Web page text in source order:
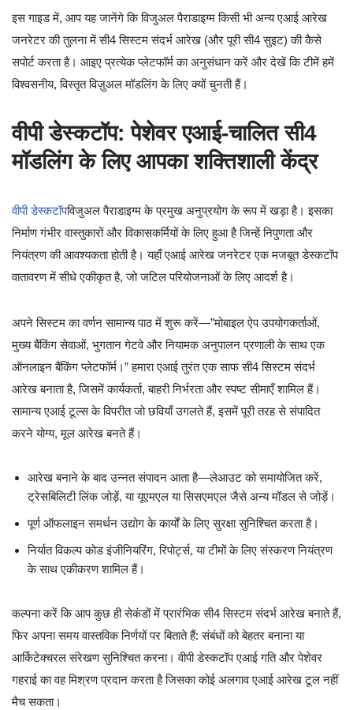
इस गाइड में, आप यह जानेंगे कि विजुअल पैराडाइग्म किसी भी अन्य एआई आरेख
जनरेटर की तुलना में सी4 सिस्टम संदर्भ आरेख (और पूरी सी4 सुइट) की कैसे
सपोर्ट करता है। आइए प्रत्येक प्लेटफॉर्म का अनुसंधान करें और देखें कि टीमें हमें
विश्वसनीय, विस्तृत विज़ुअल मॉडलिंग के लिए क्यों चुनती हैं।
वीपी डेस्कटॉप: पेशेवर एआई-चालित सी4
मॉडलिंग के लिए आपका शक्तिशाली केंद्र
वीपी डेस्कटॉपविजुअल पैराडाइग्म के प्रमुख अनुप्रयोग के रूप में खड़ा है। इसका
निर्माण गंभीर वास्तुकारों और विकासकर्मियों के लिए हुआ है जिन्हें निपुणता और
नियंत्रण की आवश्यकता होती है। यहाँ एआई आरेख जनरेटर एक मजबूत डेस्कटॉप
वातावरण में सीधे एकीकृत है, जो जटिल परियोजनाओं के लिए आदर्श है।
अपने सिस्टम का वर्णन सामान्य पाठ में शुरू करें—”मोबाइल ऐप उपयोगकर्ताओं,
मुख्य बैंकिंग सेवाओं, भुगतान गेटवे और नियामक अनुपालन प्रणाली के साथ एक
ऑनलाइन बैंकिंग प्लेटफॉर्म।” हमारा एआई तुरंत एक साफ सी4 सिस्टम संदर्भ
आरेख बनाता है, जिसमें कार्यकर्ता, बाहरी निर्भरता और स्पष्ट सीमाएँ शामिल हैं।
सामान्य एआई टूल्स के विपरीत जो छवियाँ उगलते हैं, इसमें पूरी तरह से संपादित
करने योग्य, मूल आरेख बनते हैं।
आरेख बनाने के बाद उन्नत संपादन आता है—लेआउट को समायोजित करें,
ट्रेसबिलिटी लिंक जोड़ें, या यूएमएल या सिसएमएल जैसे अन्य मॉडल से जोड़ें।
पूर्ण ऑफलाइन समर्थन उद्योग के कार्यों के लिए सुरक्षा सुनिश्चित करता है।
निर्यात विकल्प कोड इंजीनियरिंग, रिपोर्ट्स, या टीमों के लिए संस्करण नियंत्रण
के साथ एकीकरण शामिल हैं।
कल्पना करें कि आप कुछ ही सेकंडों में प्रारंभिक सी4 सिस्टम संदर्भ आरेख बनाते हैं,
फिर अपना समय वास्तविक निर्णयों पर बिताते हैं: संबंधों को बेहतर बनाना या
आर्किटेक्चरल संरेखण सुनिश्चित करना। वीपी डेस्कटॉप एआई गति और पेशेवर
गहराई का वह मिश्रण प्रदान करता है जिसका कोई अलगाव एआई आरेख टूल नहीं
मैच सकता।